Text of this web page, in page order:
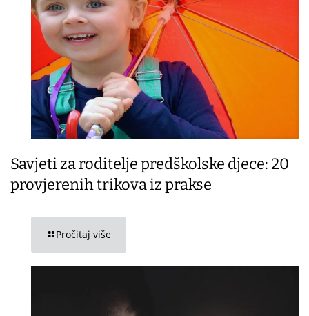
Savjeti za roditelje predškolske djece: 20
provjerenih trikova iz prakse
Pročitaj više